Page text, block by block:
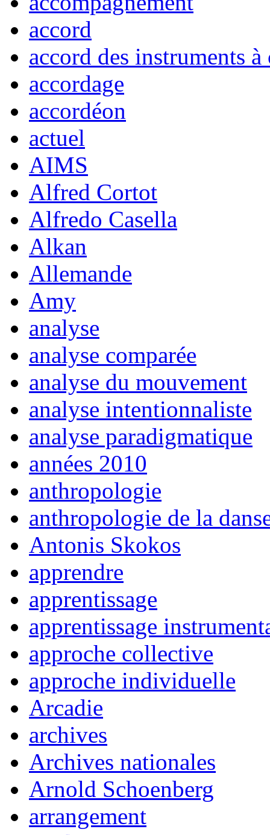
accord
accord des instruments
accordage
accordéon
actuel
AIMS
Alfred Cortot
Alfredo Casella
Alkan
Allemande
Amy
analyse
analyse comparée
analyse du mouvement
analyse intentionnaliste
analyse paradigmatique
années 2010
anthropologie
anthropologie de la
Antonis Skokos
apprendre
apprentissage
apprentissage
approche collective
approche individuelle
Arcadie
archives
Archives nationales
Arnold Schoenberg
arrangement